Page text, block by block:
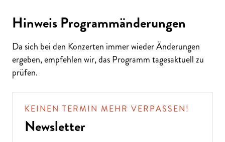
ALTE MUSIK BIS ZEITGENÖSSISCH
LIEBEN SIE DIE OPER?
Hinweis Programmänderungen
Da sich bei den Konzerten immer wieder Änderungen
ergeben, empfehlen wir, das Programm tagesaktuell zu
prüfen.
KEINEN TERMIN MEHR VERPASSEN!
Newsletter